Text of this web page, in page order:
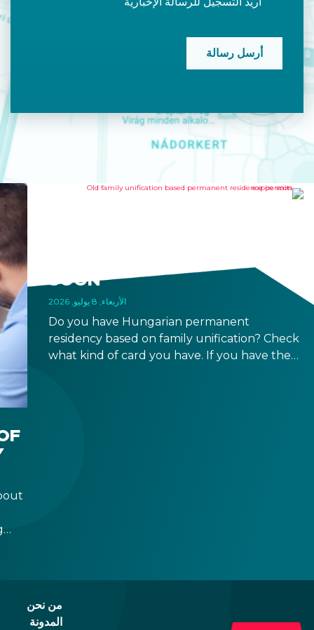
SOON
الأربعاء, 8 يوليو, 2026
Do you have Hungarian permanent
residency based on family unification? Check
what kind of card you have. If you have the
من نحن
المدونة